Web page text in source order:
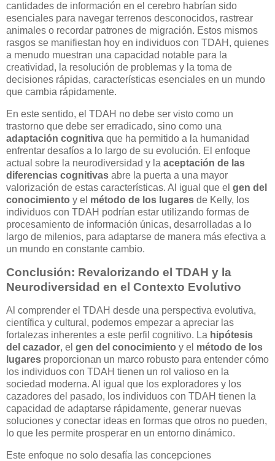
cantidades de información en el cerebro habrían sido
esenciales para navegar terrenos desconocidos, rastrear
animales o recordar patrones de migración. Estos mismos
rasgos se manifiestan hoy en individuos con TDAH, quienes
a menudo muestran una capacidad notable para la
creatividad, la resolución de problemas y la toma de
decisiones rápidas, características esenciales en un mundo
que cambia rápidamente.
En este sentido, el TDAH no debe ser visto como un
trastorno que debe ser erradicado, sino como una
adaptación cognitiva que ha permitido a la humanidad
enfrentar desafíos a lo largo de su evolución. El enfoque
actual sobre la neurodiversidad y la aceptación de las
diferencias cognitivas abre la puerta a una mayor
valorización de estas características. Al igual que el gen del
conocimiento y el método de los lugares de Kelly, los
individuos con TDAH podrían estar utilizando formas de
procesamiento de información únicas, desarrolladas a lo
largo de milenios, para adaptarse de manera más efectiva a
un mundo en constante cambio.
Conclusión: Revalorizando el TDAH y la
Neurodiversidad en el Contexto Evolutivo
Al comprender el TDAH desde una perspectiva evolutiva,
científica y cultural, podemos empezar a apreciar las
fortalezas inherentes a este perfil cognitivo. La hipótesis
del cazador, el gen del conocimiento y el método de los
lugares proporcionan un marco robusto para entender cómo
los individuos con TDAH tienen un rol valioso en la
sociedad moderna. Al igual que los exploradores y los
cazadores del pasado, los individuos con TDAH tienen la
capacidad de adaptarse rápidamente, generar nuevas
soluciones y conectar ideas en formas que otros no pueden,
lo que les permite prosperar en un entorno dinámico.
Este enfoque no solo desafía las concepciones